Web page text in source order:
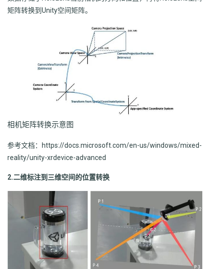
矩阵转换到Unity空间矩阵。
相机矩阵转换示意图
参考文档：https://docs.microsoft.com/en-us/windows/mixed-
reality/unity-xrdevice-advanced
2.二维标注到三维空间的位置转换